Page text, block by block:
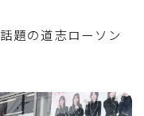
題の道志ローソン